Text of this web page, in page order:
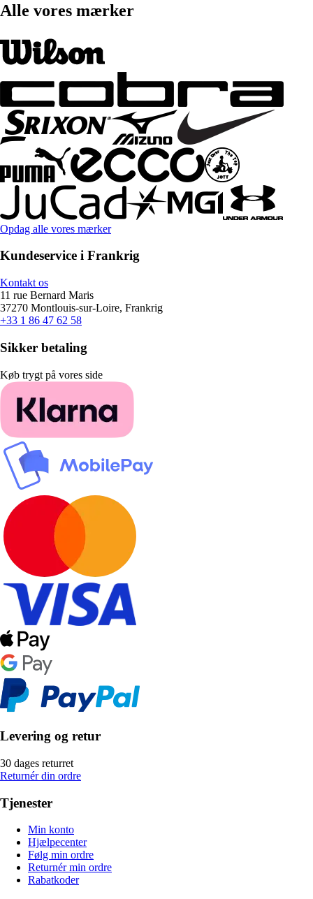
Alle vores mærker
Opdag alle vores mærker
Kundeservice i Frankrig
Kontakt os
11 rue Bernard Maris
37270 Montlouis-sur-Loire, Frankrig
+33 1 86 47 62 58
Sikker betaling
Køb trygt på vores side
Levering og retur
30 dages returret
Returnér din ordre
Tjenester
Min konto
Hjælpecenter
Følg min ordre
Returnér min ordre
Rabatkoder